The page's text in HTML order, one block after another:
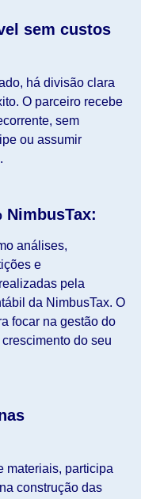
sem custos
há divisão clara
O parceiro recebe
sem
ou assumir
NimbusTax:
análises,
e
pela
da NimbusTax. O
focar na gestão do
do seu
materiais, participa
construção das